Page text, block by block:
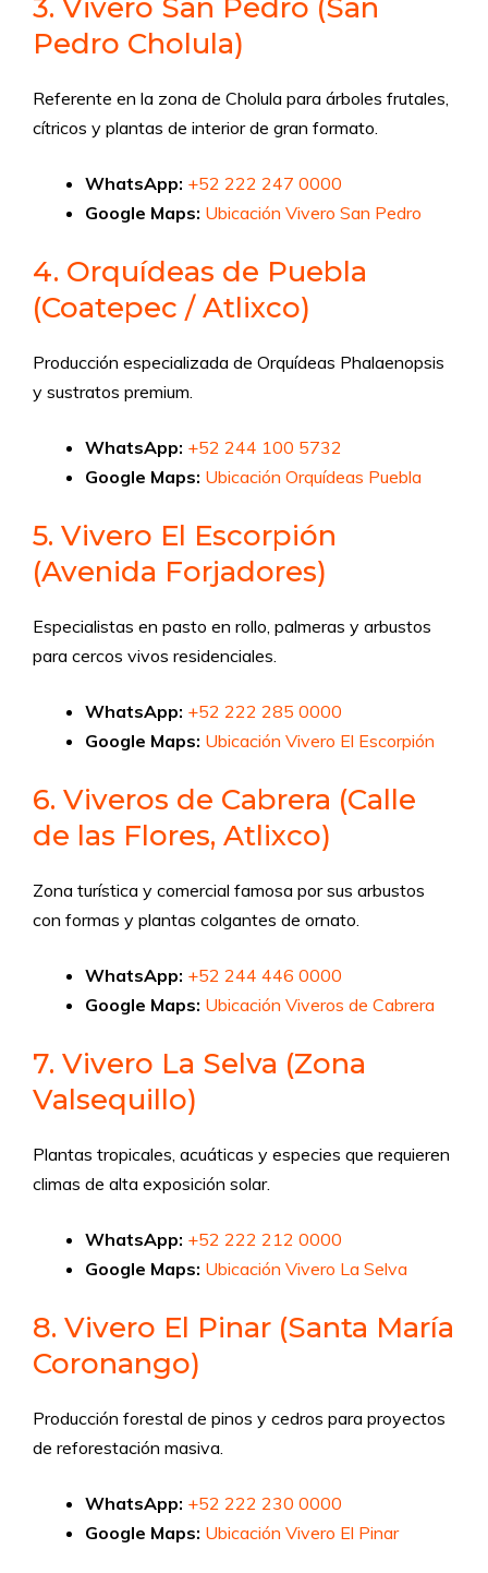
3. Vivero San Pedro (San
Pedro Cholula)
Referente en la zona de Cholula para árboles frutales,
cítricos y plantas de interior de gran formato.
WhatsApp: +52 222 247 0000
Google Maps: Ubicación Vivero San Pedro
4. Orquídeas de Puebla
(Coatepec / Atlixco)
Producción especializada de Orquídeas Phalaenopsis
y sustratos premium.
WhatsApp: +52 244 100 5732
Google Maps: Ubicación Orquídeas Puebla
5. Vivero El Escorpión
(Avenida Forjadores)
Especialistas en pasto en rollo, palmeras y arbustos
para cercos vivos residenciales.
WhatsApp: +52 222 285 0000
Google Maps: Ubicación Vivero El Escorpión
6. Viveros de Cabrera (Calle
de las Flores, Atlixco)
Zona turística y comercial famosa por sus arbustos
con formas y plantas colgantes de ornato.
WhatsApp: +52 244 446 0000
Google Maps: Ubicación Viveros de Cabrera
7. Vivero La Selva (Zona
Valsequillo)
Plantas tropicales, acuáticas y especies que requieren
climas de alta exposición solar.
WhatsApp: +52 222 212 0000
Google Maps: Ubicación Vivero La Selva
8. Vivero El Pinar (Santa María
Coronango)
Producción forestal de pinos y cedros para proyectos
de reforestación masiva.
WhatsApp: +52 222 230 0000
Google Maps: Ubicación Vivero El Pinar